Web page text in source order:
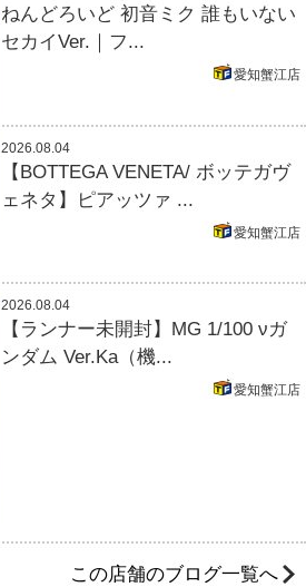
ねんどろいど 初音ミク 誰もいない
セカイVer.｜フ...
愛知蟹江店
2026.08.04
【BOTTEGA VENETA/ ボッテガヴ
ェネタ】ピアッツァ ...
愛知蟹江店
2026.08.04
【ランナー未開封】MG 1/100 νガ
ンダム Ver.Ka（機...
愛知蟹江店
この店舗のブログ一覧へ